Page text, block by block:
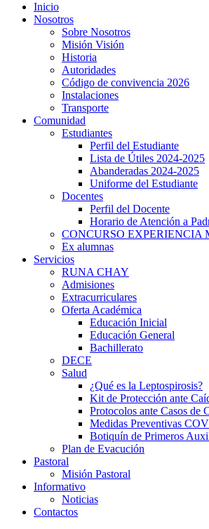
Inicio
Nosotros
Sobre Nosotros
Misión Visión
Historia
Autoridades
Código de convivencia 2026
Instalaciones
Transporte
Comunidad
Estudiantes
Perfil del Estudiante
Lista de Útiles 2024-2025
Abanderadas 2024-2025
Uniforme del Estudiante
Docentes
Perfil del Docente
Horario de Atención a
CONCURSO EXPERIENCIA
Ex alumnas
Servicios
RUNA CHAY
Admisiones
Extracurriculares
Oferta Académica
Educación Inicial
Educación General
Bachillerato
DECE
Salud
¿Qué es la Leptospirosis?
Kit de Protección ante
Protocolos ante Casos de
Medidas Preventivas
Botiquín de Primeros
Plan de Evacución
Pastoral
Misión Pastoral
Informativo
Noticias
Contactos